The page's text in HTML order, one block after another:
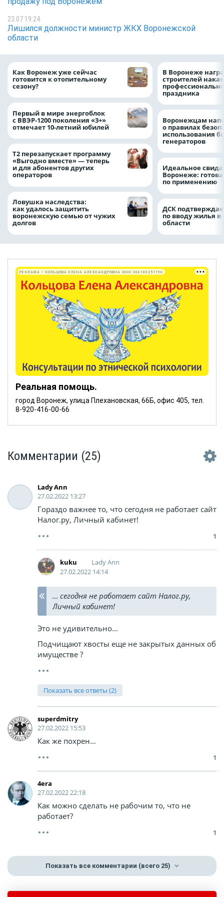
23.07 19:24
Лишился должности министр ЖКХ Воронежской
области
Как Воронеж уже сейчас
готовится к отопительному
сезону?
Первый в мире энергоблок
с ВВЭР-1200 поколения «3+»
отмечает 10-летний юбилей
Т2 перезапускает программу
«Выгодно вместе» — теперь
и для абонентов других
операторов
Ловушка наследства:
как удалось защитить
воронежскую семью от чужих
долгов
В Воронеже
строителей
праздника
Воронежцам
о правилах
использования
генераторов
Идеальное
Воронеже:
по применению
ДСК
по вводу жилья
области
Реальная помощь.
город Воронеж, улица Плехановская, 66Б, офис 405, тел.
8-920-416-00-66
РЕКЛАМА • КОЛЬЦОВА ЕЛЕНА АЛЕКСАНДРОВНА ИНН 366100251196
Комментарии (25)
Lady Ann
27.02.2022 13:27
Гораздо важнее то, что сегодня не работает сайт
Налог.ру, Личный кабинет!
1
kuku
Lady Ann
27.02.2022 14:14
… сегодня не работает сайт Налог.ру,
Личный кабинет!
Это не удивительно…
Подчищают хвосты еще не закрытых данных об
имуществе ?
Показать все ответы (2)
superdmitry
27.02.2022 15:53
Как же похрен…
1
4era
27.02.2022 22:18
Как можно сделать не рабочим то, что не
работает?
1
Показать все комментарии (всего 25)